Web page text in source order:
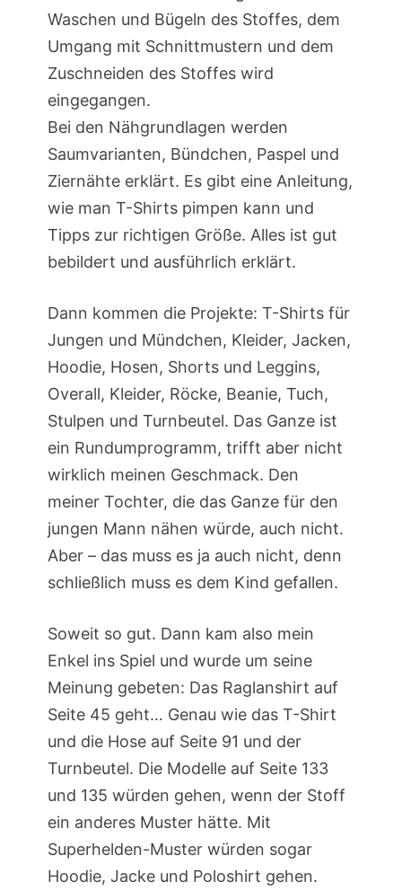
Waschen und Bügeln des Stoffes, dem
Umgang mit Schnittmustern und dem
Zuschneiden des Stoffes wird
eingegangen.
Bei den Nähgrundlagen werden
Saumvarianten, Bündchen, Paspel und
Ziernähte erklärt. Es gibt eine Anleitung,
wie man T-Shirts pimpen kann und
Tipps zur richtigen Größe. Alles ist gut
bebildert und ausführlich erklärt.
Dann kommen die Projekte: T-Shirts für
Jungen und Mündchen, Kleider, Jacken,
Hoodie, Hosen, Shorts und Leggins,
Overall, Kleider, Röcke, Beanie, Tuch,
Stulpen und Turnbeutel. Das Ganze ist
ein Rundumprogramm, trifft aber nicht
wirklich meinen Geschmack. Den
meiner Tochter, die das Ganze für den
jungen Mann nähen würde, auch nicht.
Aber – das muss es ja auch nicht, denn
schließlich muss es dem Kind gefallen.
Soweit so gut. Dann kam also mein
Enkel ins Spiel und wurde um seine
Meinung gebeten: Das Raglanshirt auf
Seite 45 geht… Genau wie das T-Shirt
und die Hose auf Seite 91 und der
Turnbeutel. Die Modelle auf Seite 133
und 135 würden gehen, wenn der Stoff
ein anderes Muster hätte. Mit
Superhelden-Muster würden sogar
Hoodie, Jacke und Poloshirt gehen.